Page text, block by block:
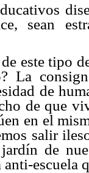
sean
este tipo
La
de
de que
en el
salir
de
escuela